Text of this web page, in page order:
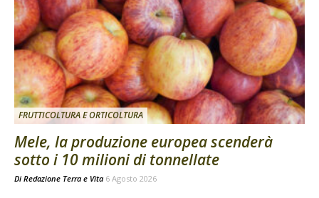
FRUTTICOLTURA E ORTICOLTURA
Mele, la produzione europea scenderà
sotto i 10 milioni di tonnellate
Di Redazione Terra e Vita 6 Agosto 2026